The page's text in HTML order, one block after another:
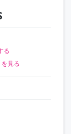
る
見る